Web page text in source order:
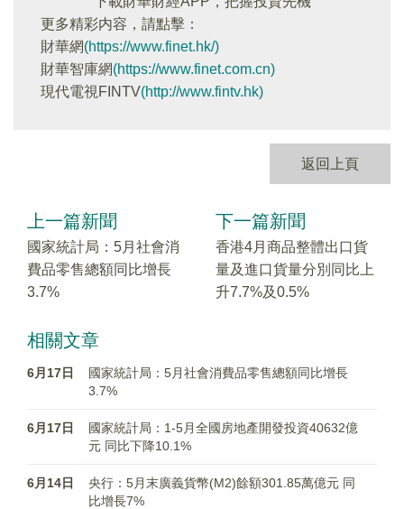
更多精彩内容，請點擊：
財華網(https://www.finet.hk/)
財華智庫網(https://www.finet.com.cn)
現代電視FINTV(http://www.fintv.hk)
返回上頁
上一篇新聞
國家統計局：5月社會消
費品零售總額同比增長
3.7%
下一篇新聞
香港4月商品整體出口貨
量及進口貨量分別同比上
升7.7%及0.5%
相關文章
6月17日
國家統計局：5月社會消費品零售總額同比增長
3.7%
6月17日
國家統計局：1-5月全國房地產開發投資40632億
元 同比下降10.1%
6月14日
央行：5月末廣義貨幣(M2)餘額301.85萬億元 同
比增長7%